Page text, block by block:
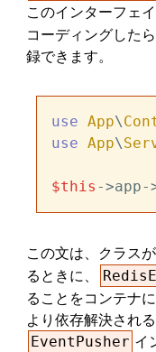
このインターフェ
コーディングした
録できます。
use App\
use App\
$this ->app-
この文は、クラスが
るときに、
ることをコンテナ
より依存解決され
EventPusher イ